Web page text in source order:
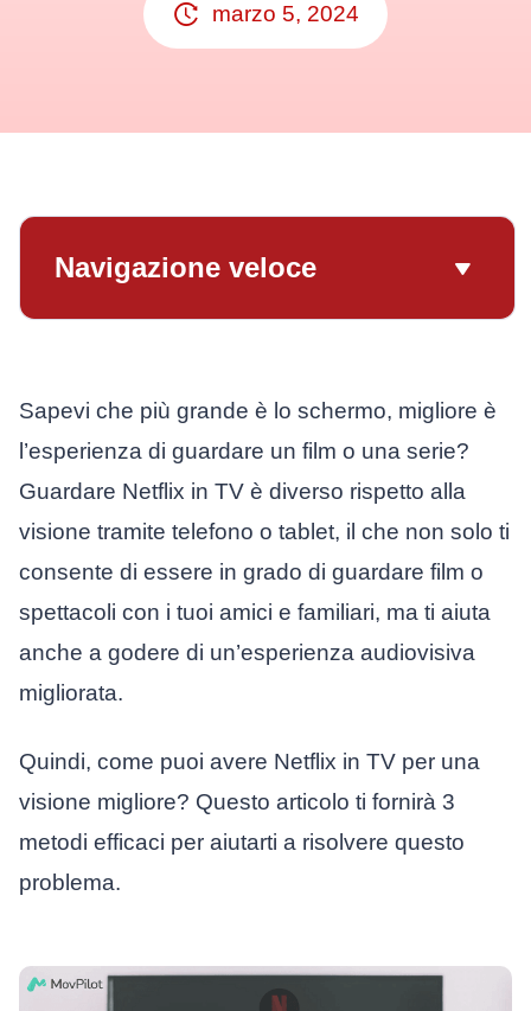
marzo 5, 2024
Navigazione veloce
Sapevi che più grande è lo schermo, migliore è
l’esperienza di guardare un film o una serie?
Guardare Netflix in TV è diverso rispetto alla
visione tramite telefono o tablet, il che non solo ti
consente di essere in grado di guardare film o
spettacoli con i tuoi amici e familiari, ma ti aiuta
anche a godere di un’esperienza audiovisiva
migliorata.
Quindi, come puoi avere Netflix in TV per una
visione migliore? Questo articolo ti fornirà 3
metodi efficaci per aiutarti a risolvere questo
problema.